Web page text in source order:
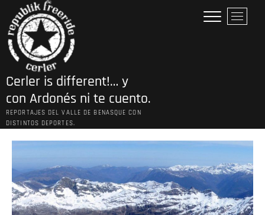
contenido
Cerler is different!… y
con Ardonés ni te cuento.
REPORTAJES DEL VALLE DE BENASQUE CON
DISTINTOS DEPORTES.
B
o
e
n